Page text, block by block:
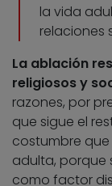
la vida
relaciones
La ablación
religiosos y
razones, por
que sigue el
costumbre
adulta, porque
como factor